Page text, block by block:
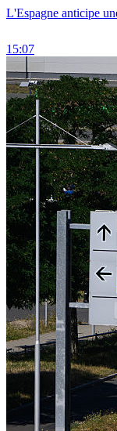
L'Espagne anticipe
15:07